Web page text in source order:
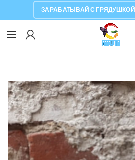
ЗАРАБАТЫВАЙ С ГРЯДУШКОЙ